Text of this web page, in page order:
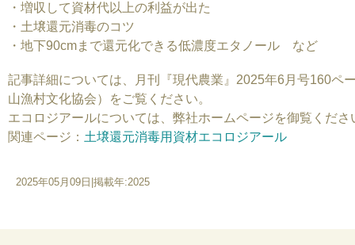
・増収して資材代以上の利益が出た
・土壌還元消毒のコツ
・地下90cmまで還元化できる低濃度エタノール など
記事詳細については、月刊『現代農業』2025年6月号160ペ
山漁村文化協会）をご覧ください。
エコロジアールについては、弊社ホームページを御覧くださ
関連ページ： 土壌還元消毒用資材エコロジアール
2025年05月09日 掲載年:2025